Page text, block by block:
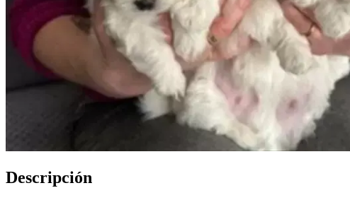
Descripción